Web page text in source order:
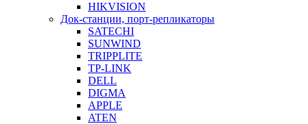
HIKVISION
Док-станции, порт-репликаторы
SATECHI
SUNWIND
TRIPPLITE
TP-LINK
DELL
DIGMA
APPLE
ATEN